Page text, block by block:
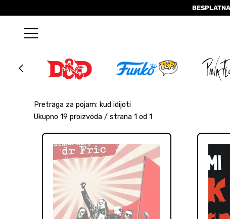
BESPLATNA
Pretraga za pojam: kud idijoti
Ukupno 19 proizvoda / strana 1 od 1